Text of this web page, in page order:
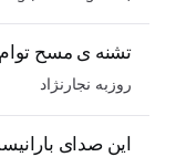
تشنه ی مسح
روزبه نجارنژاد
این صدای